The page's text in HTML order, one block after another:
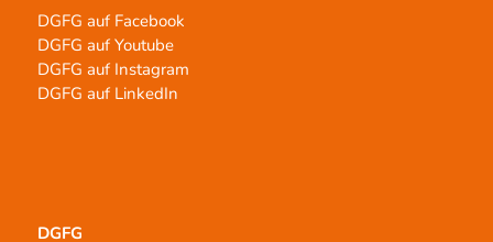
DGFG auf Facebook
DGFG auf Youtube
DGFG auf Instagram
DGFG auf LinkedIn
DGFG